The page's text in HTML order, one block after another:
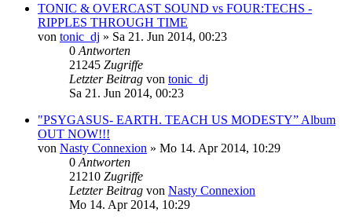
TONIC & OVERCAST SOUND vs FOUR:TECHS -
RIPPLES THROUGH TIME
von tonic_dj » Sa 21. Jun 2014, 00:23
0 Antworten
21245 Zugriffe
Letzter Beitrag von tonic_dj
Sa 21. Jun 2014, 00:23
"PSYGASUS- EARTH. TEACH US MODESTY” Album
OUT NOW!!!
von Nasty Connexion » Mo 14. Apr 2014, 10:29
0 Antworten
21210 Zugriffe
Letzter Beitrag von Nasty Connexion
Mo 14. Apr 2014, 10:29